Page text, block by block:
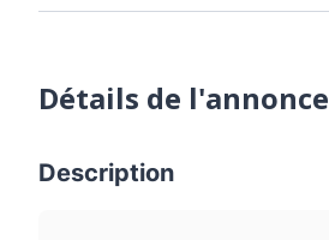
Détails de l'annonce
Description